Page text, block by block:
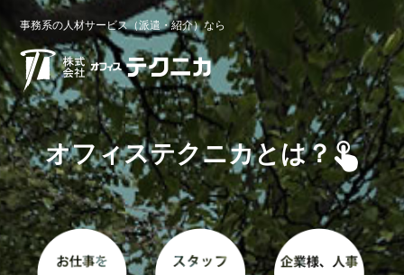
事務系の人材サービス（派遣・紹介）なら
オフィステクニカとは？